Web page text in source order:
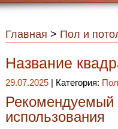
Главная > Пол и
Название
29.07.2025 | Категория:
Рекомендуемый
использования